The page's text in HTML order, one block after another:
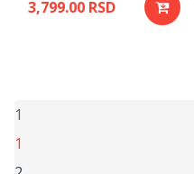
3,799.00 RSD
1
1